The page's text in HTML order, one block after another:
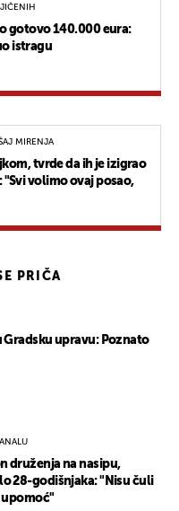
gotovo 140.000 eura:
istragu
MIRENJA
tvrde da ih je izigrao
volimo ovaj posao,
PRIČA
Gradsku upravu: Poznato
druženja na nasipu,
28-godišnjaka: "Nisu čuli
upomoć"